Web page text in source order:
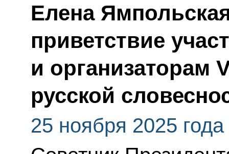
Елена
приветствие
и организаторам
русской
25 ноября 2025 года